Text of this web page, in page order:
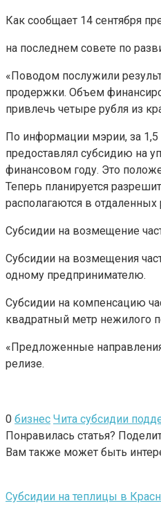
Как сообщает 14 сентября
на последнем совете по
«Поводом послужили
продержки. Объем
привлечь четыре рубля из
По информации мэрии, за
предоставлял субсидию на
финансовом году. Это
Теперь планируется
располагаются в отдаленных
Субсидии на возмещение
Субсидии на возмещения
одному предпринимателю.
Субсидии на компенсацию
квадратный метр нежилого
«Предложенные
релизе.
0 бизнес Чита субсидии
Понравилась статья?
Вам также может быть
Субсидии на теплицы в